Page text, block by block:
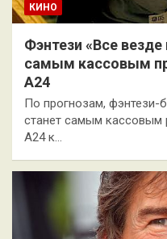
КИНО
Фэнтези «Все
самым кассовым
А24
По прогнозам, фэнтези-
станет самым
A24 к…